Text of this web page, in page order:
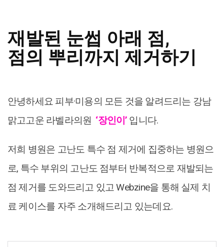
재발된 눈썹 아래 점,
점의 뿌리까지 제거하기
안녕하세요 피부·미용의 모든 것을 알려드리는 강남
맑고고운 라벨라의원 ‘장인이’ 입니다.
저희 병원은 고난도 특수 점 제거에 집중하는 병원으
로, 특수 부위의 고난도 점부터 반복적으로 재발되는
점 제거를 도와드리고 있고 Webzine을 통해 실제 치
료 케이스를 자주 소개해드리고 있는데요.